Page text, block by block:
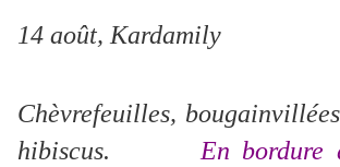
14 août, Kardamily
Chèvrefeuilles,
hibiscus. En bordure